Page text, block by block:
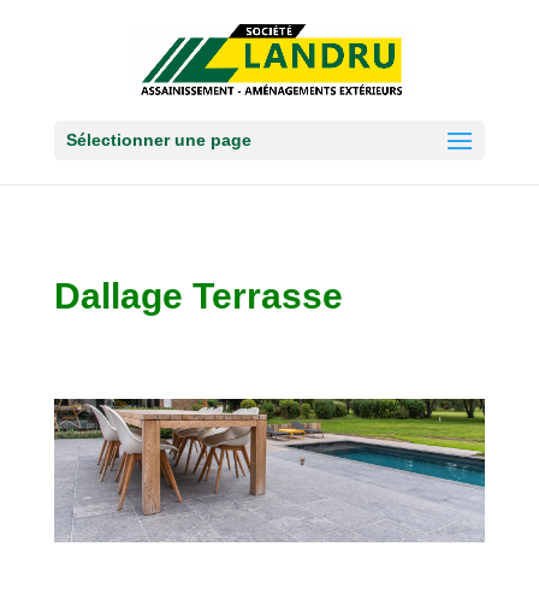
Sélectionner une page
Dallage Terrasse